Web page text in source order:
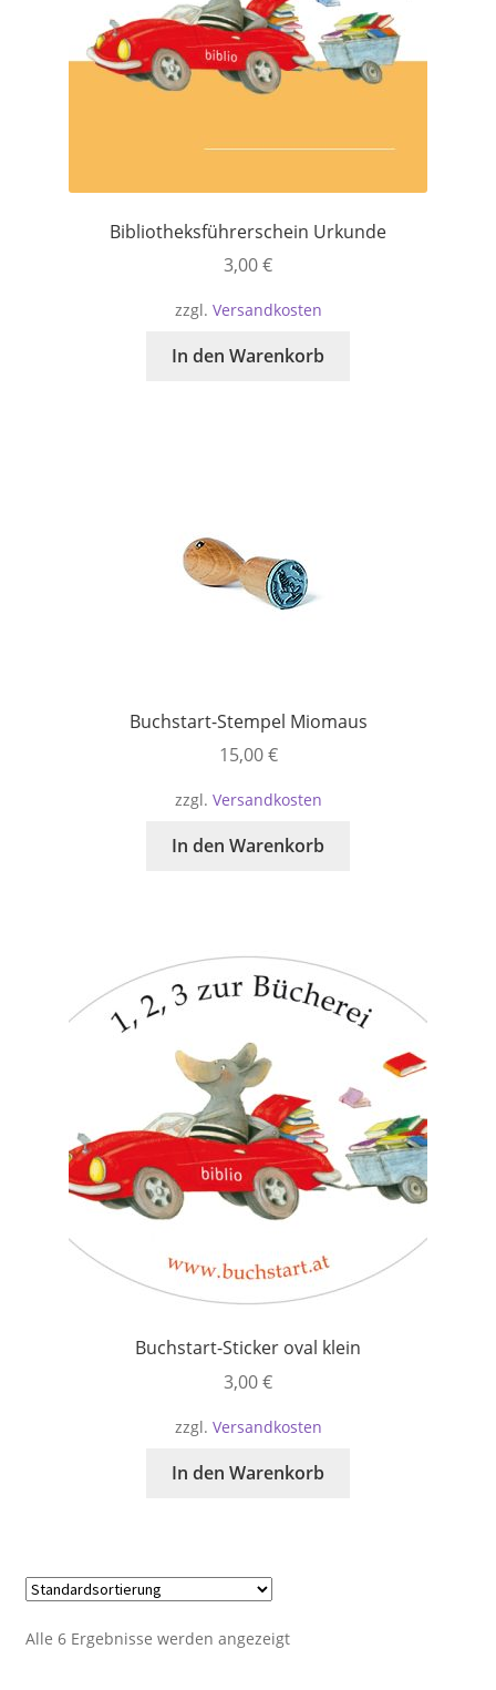
Bibliotheksführerschein Urkunde
3,00€
zzgl. Versandkosten
In den Warenkorb
Buchstart-Stempel Miomaus
15,00€
zzgl. Versandkosten
In den Warenkorb
Buchstart-Sticker oval klein
3,00€
zzgl. Versandkosten
In den Warenkorb
Alle 6 Ergebnisse werden angezeigt